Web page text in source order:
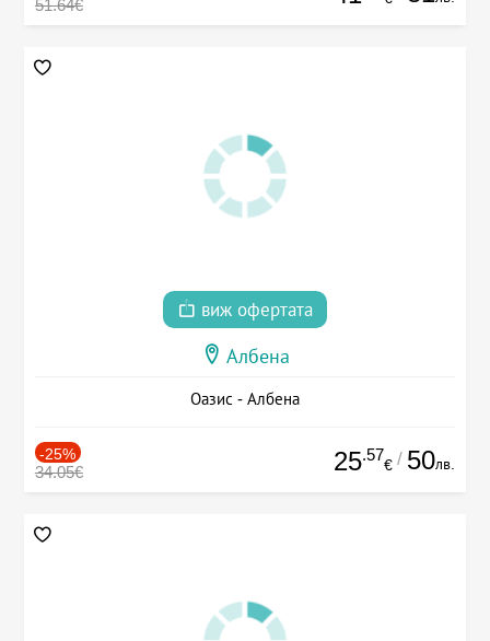
51.64€
виж офертата
Албена
Оазис - Албена
-25%
34.05€ 25.57
€ / 50лв.